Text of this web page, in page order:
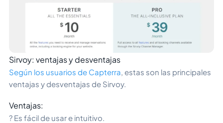
Sirvoy: ventajas y desventajas
Según los usuarios de Capterra, estas son las principales
ventajas y desventajas de Sirvoy.
Ventajas:
? Es fácil de usar e intuitivo.